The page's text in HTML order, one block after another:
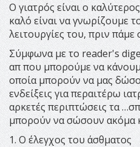
Ο γιατρός είναι ο
καλό είναι να γνωρίζουμε
λειτουργίες του, πριν
Σύμφωνα με το reader's
απ που μπορούμε να
οποία μπορούν να μας
ενδείξεις για περαιτέρω
αρκετές περιπτώσεις τα
μπορούν να σώσουν ακόμα
1. Ο έλεγχος του άσθματος